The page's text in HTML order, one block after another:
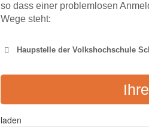
so dass einer problemlosen
Wege steht:
Haupstelle der Volkshochschule
laden